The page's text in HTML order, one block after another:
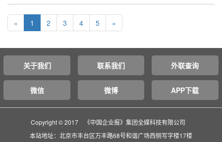
« 1 2 3 4 5 »
关于我们 联系我们 外联查询
微信 微博 APP下载
Copyright © 2017 《中国企业报》集团全媒科技有限公司
本站地址：北京市丰台区万丰路68号和谐广场西侧写字楼17楼